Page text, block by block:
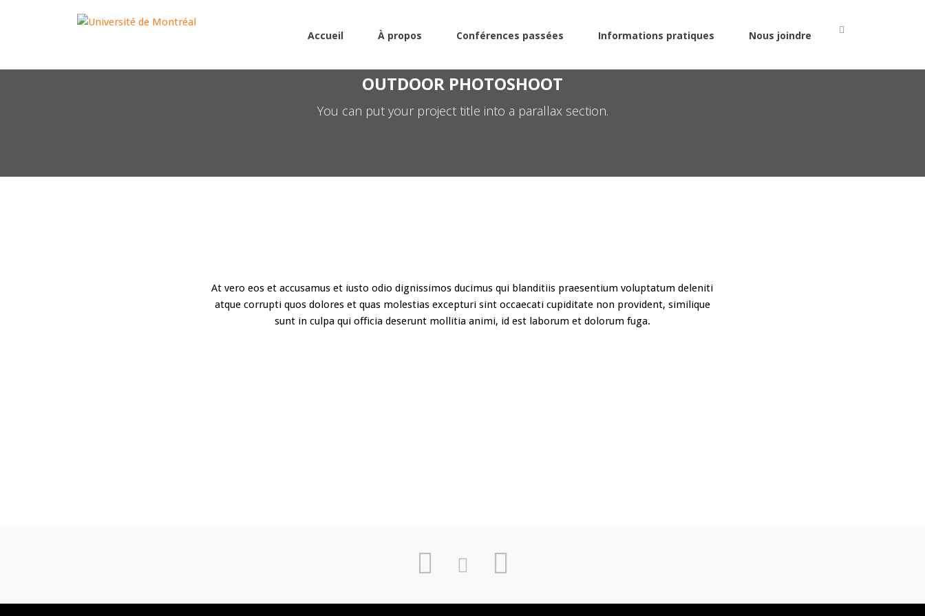
Accueil À propos Conférences passées Informations pratiques Nous joindre
OUTDOOR PHOTOSHOOT
You can put your project title into a parallax section.
At vero eos et accusamus et iusto odio dignissimos ducimus qui blanditiis praesentium voluptatum deleniti
atque corrupti quos dolores et quas molestias excepturi sint occaecati cupiditate non provident, similique
sunt in culpa qui officia deserunt mollitia animi, id est laborum et dolorum fuga.